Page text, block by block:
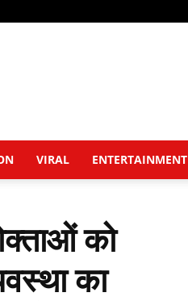
VIRAL ENTERTAINMENT
को
का